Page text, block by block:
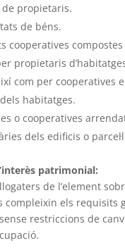
propietaris.
de béns.
cooperatives
propietaris
com per cooperatives
habitatges.
o cooperatives
dels edificis o
patrimonial:
de l’element
compleixin els requisits
restriccions de